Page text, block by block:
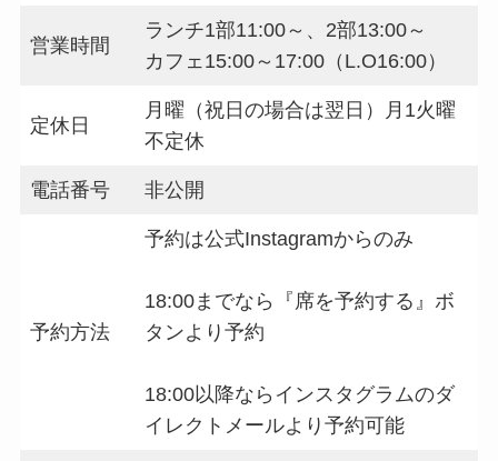
営業時間
ランチ1部11:00～、2部13:00～
カフェ15:00～17:00（L.O16:00）
定休日
月曜（祝日の場合は翌日）月1火曜
不定休
電話番号 非公開
予約方法
予約は公式Instagramからのみ
18:00までなら『席を予約する』ボ
タンより予約
18:00以降ならインスタグラムのダ
イレクトメールより予約可能